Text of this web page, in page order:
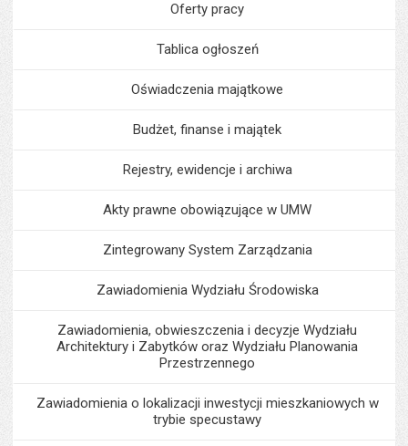
Oferty pracy
Tablica ogłoszeń
Oświadczenia majątkowe
Budżet, finanse i majątek
Rejestry, ewidencje i archiwa
Akty prawne obowiązujące w UMW
Zintegrowany System Zarządzania
Zawiadomienia Wydziału Środowiska
Zawiadomienia, obwieszczenia i decyzje Wydziału
Architektury i Zabytków oraz Wydziału Planowania
Przestrzennego
Zawiadomienia o lokalizacji inwestycji mieszkaniowych w
trybie specustawy